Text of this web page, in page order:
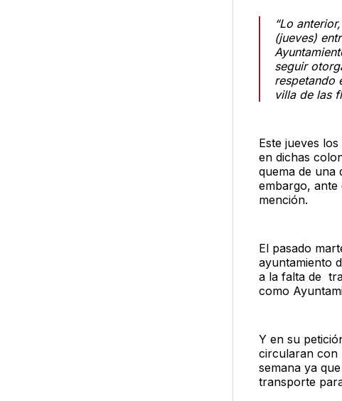
“Lo
(jueves)
seguir
respetando
villa de las
Este jueves
en dichas
quema de una
embargo,
mención.
El pasado
ayuntamiento
a la falta de
como
Y en su
circularan con
semana ya
transporte